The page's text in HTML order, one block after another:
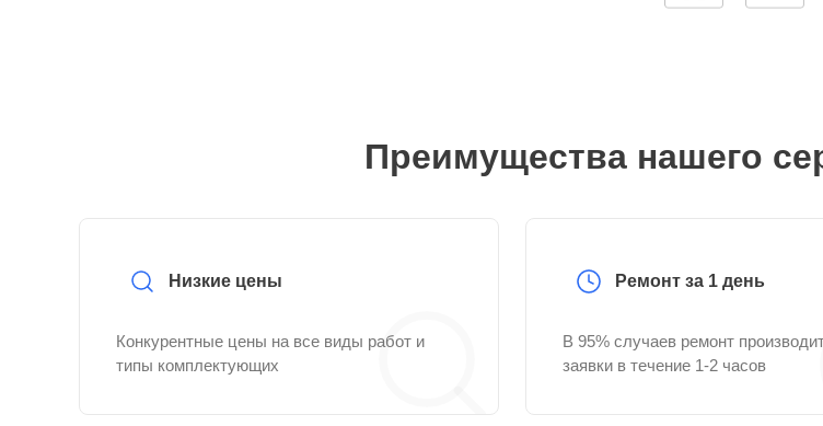
Преимущества нашего
Низкие цены
Конкурентные цены на все виды работ и
типы комплектующих
Ремонт за 1 день
В 95% случаев ремонт
заявки в течение 1-2 часов